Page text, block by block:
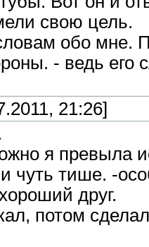
свою цель.
обо мне.
- ведь
21:26]
я превыла
и чуть тише. -
друг.
потом